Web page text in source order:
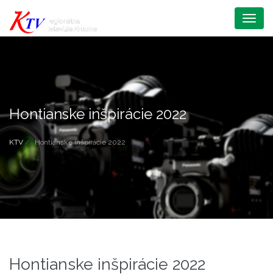
Menu
Hontianske inšpirácie 2022
KTV Hontianske inšpirácie 2022
Hontianske inšpirácie 2022